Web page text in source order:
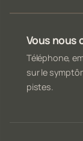
Vous nous
Téléphone,
sur le
pistes.